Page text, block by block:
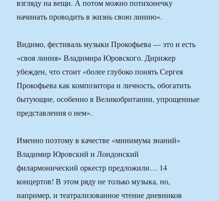
взгляду на вещи. А потом можно потихонечку
начинать проводить в жизнь свою линию».
Видимо, фестиваль музыки Прокофьева — это и есть
«своя линия» Владимира Юровского. Дирижер
убежден, что стоит «более глубоко понять Сергея
Прокофьева как композитора и личность, обогатить
бытующие, особенно в Великобритании, упрощенные
представления о нем».
Именно поэтому в качестве «минимума знаний»
Владимир Юровский и Лондонский
филармонический оркестр предложили… 14
концертов! В этом ряду не только музыка, но,
например, и театрализованное чтение дневников